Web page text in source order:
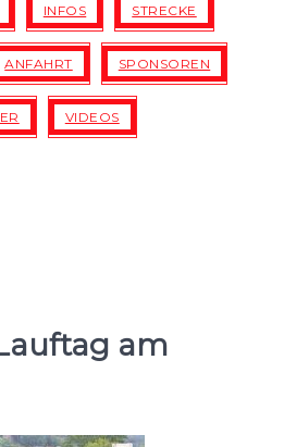
INFOS STRECKE
ANFAHRT SPONSOREN
VIDEOS
am